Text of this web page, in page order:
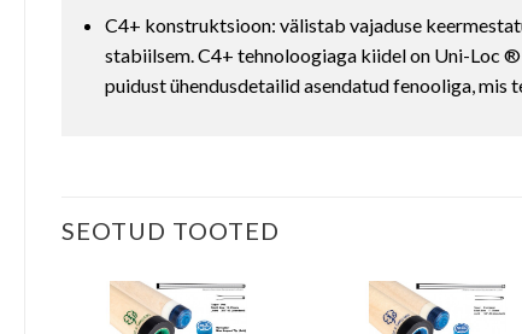
C4+ konstruktsioon: välistab vajaduse
stabiilsem. C4+ tehnoloogiaga kiidel on Uni-Loc
puidust ühendusdetailid asendatud fenooliga,
SEOTUD TOOTED